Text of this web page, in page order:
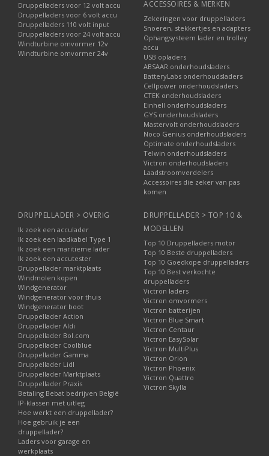
Druppelladers voor 12 volt accu
Druppelladers voor 6 volt accu
Druppelladers 110 volt input
Druppelladers voor 24 volt accu
Windturbine omvormer 12v
Windturbine omvormer 24v
ACCESSOIRES & MERKEN
Zekeringen voor druppelladers
Snoeren, stekkertjes en adapters
Ophangsysteem lader en trolley
accu
USB opladers
ABSAAR onderhoudsladers
BatteryLabs onderhoudsladers
Cellpower onderhoudsladers
CTEK onderhoudsladers
Einhell onderhoudsladers
GYS onderhoudsladers
Mastervolt onderhoudsladers
Noco Genius onderhoudsladers
Optimate onderhoudsladers
Telwin onderhoudsladers
Victron onderhoudsladers
Laadstroomverdelers
Accessoires die zeker van pas
komen
DRUPPELLADER > OVERIG
Ik zoek een acculader
Ik zoek een laadkabel Type 1
Ik zoek een maritieme lader
Ik zoek een accutester
Druppellader marktplaats
Windmolen kopen
Windgenerator
Windgenerator voor thuis
Windgenerator boot
Druppellader Action
Druppellader Aldi
Druppellader Bol.com
Druppellader Coolblue
Druppellader Gamma
Druppellader Lidl
Druppellader Marktplaats
Druppellader Praxis
Betaling Bebat bedrijven België
IP-klassen met uitleg
Hoe werkt een druppellader?
Hoe gebruik je een
druppellader?
Laders voor garage en
werkplaats
DRUPPELLADER > TOP 10 &
MODELLEN
Top 10 Druppelladers motor
Top 10 Beste druppelladers
Top 10 Goedkope druppelladers
Top 10 Best verkochte
druppelladers
Victron laders
Victron omvormers
Victron batterijen
Victron Blue Smart
Victron Centaur
Victron EasySolar
Victron MultiPlus
Victron Orion
Victron Phoenix
Victron Quattro
Victron Skylla